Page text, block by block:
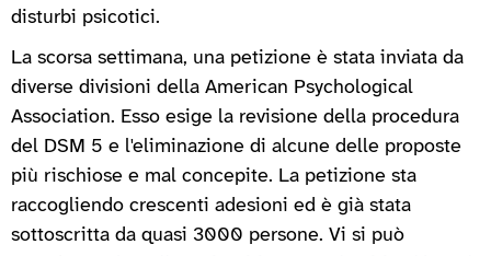
disturbi psicotici.
La scorsa settimana, una petizione è stata inviata da
diverse divisioni della American Psychological
Association. Esso esige la revisione della procedura
del DSM 5 e l'eliminazione di alcune delle proposte
più rischiose e mal concepite. La petizione sta
raccogliendo crescenti adesioni ed è già stata
sottoscritta da quasi 3000 persone. Vi si può